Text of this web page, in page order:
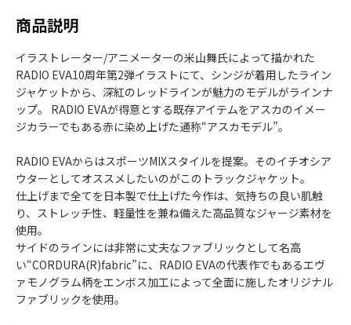
商品説明
イラストレーター/アニメーターの米山舞氏によって描かれた
RADIO EVA10周年第2弾イラストにて、シンジが着用したライン
ジャケットから、深紅のレッドラインが魅力のモデルがラインナ
ップ。 RADIO EVAが得意とする既存アイテムをアスカのイメー
ジカラーでもある赤に染め上げた通称“アスカモデル”。
RADIO EVAからはスポーツMIXスタイルを提案。そのイチオシア
ウターとしてオススメしたいのがこのトラックジャケット。
仕上げまで全てを日本製で仕上げた今作は、気持ちの良い肌触
り、ストレッチ性、軽量性を兼ね備えた高品質なジャージ素材を
使用。
サイドのラインには非常に丈夫なファブリックとして名高
い“CORDURA(R)fabric”に、RADIO EVAの代表作でもあるエヴ
ァモノグラム柄をエンボス加工によって全面に施したオリジナル
ファブリックを使用。